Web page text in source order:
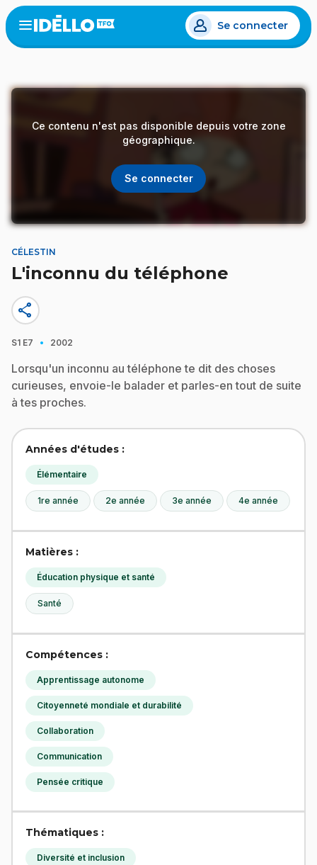
Aller
au
contenu
Open
menu
Se connecter
Ce contenu n'est pas disponible depuis votre zone
géographique.
Se connecter
CÉLESTIN
L'inconnu du téléphone
share
S1 E7 · 2002
Lorsqu'un inconnu au téléphone te dit des choses
curieuses, envoie-le balader et parles-en tout de suite
à tes proches.
Années d'études :
Élémentaire
1re année 2e année 3e année 4e année
Matières :
Éducation physique et santé
Santé
Compétences :
Apprentissage autonome
Citoyenneté mondiale et durabilité
Collaboration
Communication
Pensée critique
Thématiques :
Diversité et inclusion